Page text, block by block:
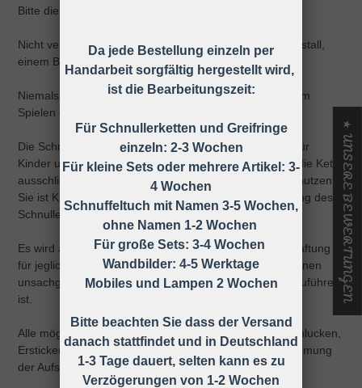
Bitte die Schnullerkette nur an der Kleidung befestigen!
Nicht verwenden, wenn der Säugling sich in einem Laufstall,
einem Bett oder einer Wiege befindet
Niemals die Schnullerkette dem Kind ohne Schnuller zum
Spielen geben.
Die Schnullerkette darf nicht unbefestigt als Spielzeug für
Kinder unter 36 Monaten verwendet werden, daher ist die Kette
ausschließlich unter Aufsicht eines Erwachsenen zu benutzen!
Sie ist KEIN Spielzeug, sondern dient nur zur Befestigung des
Schnullers an der Kleidung.
Es wird ausdrücklich darauf hingewiesen, dass keine Haftung
für jegliche Art von Risiken übernommen wird, die auf einen
unsachgemäßen Gebrauch der Schnullerkette zurück zuführen
ist.
Alle möglichen Unfälle und Verletzungen wie z.B. Verschlucken,
Ersticken, Strangulieren ect. können durch die Wahrnehmung
der Aufsichtspflicht vermieden werden!
★ UNSERE BEWERTUNGEN
Da jede Bestellung einzeln per
Handarbeit sorgfältig hergestellt wird,
ist die Bearbeitungszeit:
Für Schnullerketten und Greifringe
einzeln: 2-3 Wochen
Für kleine Sets oder mehrere Artikel: 3-
4 Wochen
Schnuffeltuch mit Namen 3-5 Wochen,
ohne Namen 1-2 Wochen
Für große Sets: 3-4 Wochen
Wandbilder: 4-5 Werktage
Mobiles und Lampen 2 Wochen
Bitte beachten Sie dass der Versand
danach stattfindet und in Deutschland
1-3 Tage dauert, selten kann es zu
Verzögerungen von 1-2 Wochen